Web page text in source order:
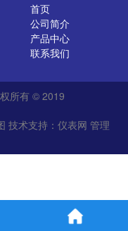
首页
公司简介
产品中心
联系我们
所有 © 2019
技术支持： 仪表网 管理